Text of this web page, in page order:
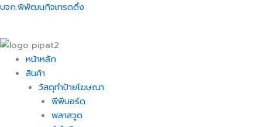
Skip
บจก.พิพัฒนกิจเทรดดิ้ง
Menu
หน้าหลัก
สินค้า
วัสดุทำป้ายโฆษณา
พีพีบอร์ด
พลาสวูด
Menu
Menu
Menu